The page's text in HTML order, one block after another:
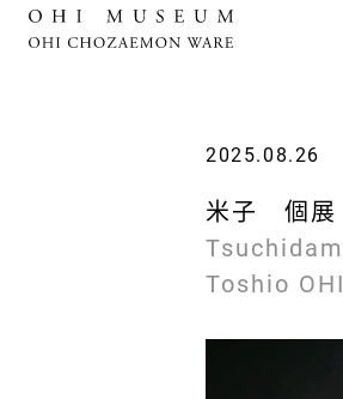
2025.08.26
米子 個展
Toshio